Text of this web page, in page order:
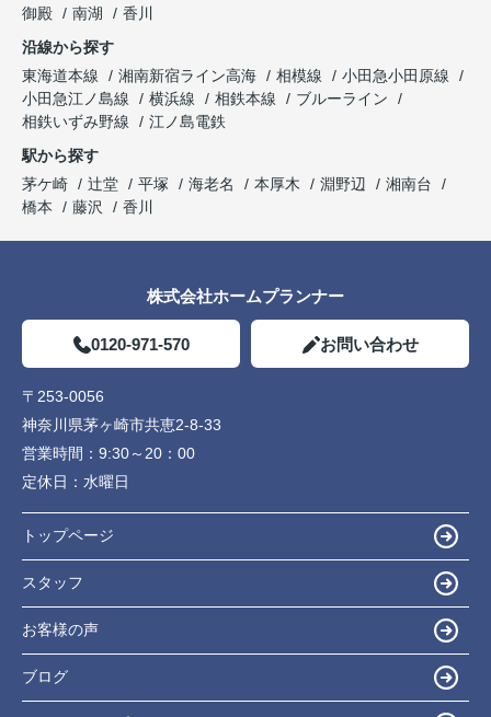
御殿
南湖
香川
沿線から探す
東海道本線
湘南新宿ライン高海 相模線
小田急小田原線
小田急江ノ島線
横浜線 相鉄本線
ブルーライン
相鉄いずみ野線
江ノ島電鉄
駅から探す
茅ケ崎
辻堂 平塚 海老名 本厚木 淵野辺
湘南台
橋本
藤沢 香川
株式会社ホームプランナー
0120-971-570 お問い合わせ
〒253-0056
神奈川県茅ヶ崎市共恵2-8-33
営業時間： 9:30～20：00
定休日： 水曜日
トップページ
スタッフ
お客様の声
ブログ